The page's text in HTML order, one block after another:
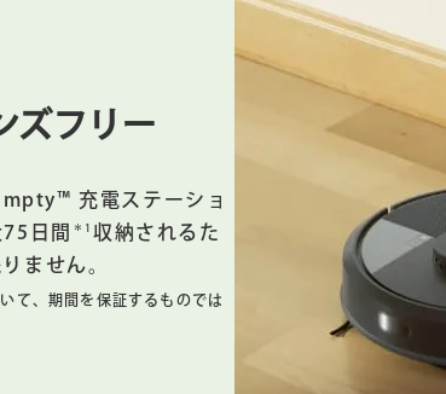
てオンデマンドで清掃を依頼するか、アプリをタ
イスと連携。Alexaおよびすべての関連ロゴは、
す。Siriは米国および他の国々で登録されたApple Inc.の登
充電ステーションのスタイリッシュな外
ットワークが必要です。セットアップ完了後、ロ
ズフリー
充電ステーショ
日間
＊1 収納されるた
ません。
て、期間を保証するものでは